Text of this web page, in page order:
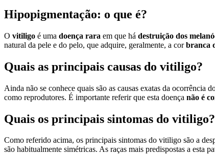
Hipopigmentação: o que é?
O vitiligo é uma doença rara em que há destruição dos
natural da pele e do pelo, que adquire, geralmente, a corbranca
Quais as principais causas do vitiligo?
Ainda não se conhece quais são as causas exatas da ocorrência
como reprodutores. É importante referir que esta doença não é
Quais os principais sintomas do vitiligo?
Como referido acima, os principais sintomas do vitiligo são a
são habitualmente simétricas. As raças mais predispostas a esta